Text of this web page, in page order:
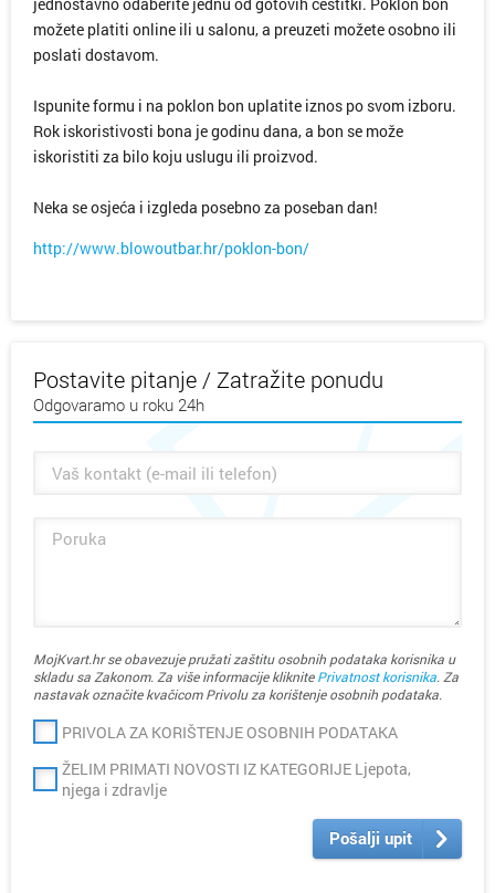
možete platiti online ili u salonu, a preuzeti možete osobno ili
poslati dostavom.
Ispunite formu i na poklon bon uplatite iznos po svom izboru.
Rok iskoristivosti bona je godinu dana, a bon se može
iskoristiti za bilo koju uslugu ili proizvod.
Neka se osjeća i izgleda posebno za poseban dan!
http://www.blowoutbar.hr/poklon-bon/
Postavite pitanje / Zatražite ponudu
Odgovaramo u roku 24h
MojKvart.hr se obavezuje pružati zaštitu osobnih podataka korisnika u
skladu sa Zakonom. Za više informacije kliknitePrivatnost korisnika. Za
nastavak označite kvačicom Privolu za korištenje osobnih podataka.
PRIVOLA ZA KORIŠTENJE OSOBNIH PODATAKA
ŽELIM PRIMATI NOVOSTI IZ KATEGORIJE Ljepota,
njega i zdravlje
Pošalji upit